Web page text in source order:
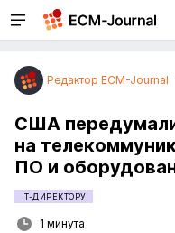
Редактор ECM-Journal
США
на
ПО и
IT-ДИРЕКТОРУ
1 минута